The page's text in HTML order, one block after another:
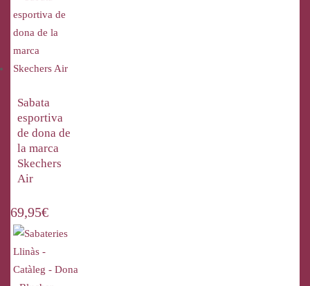
Sabata
esportiva
de dona de
la marca
Skechers
Air
69,95€